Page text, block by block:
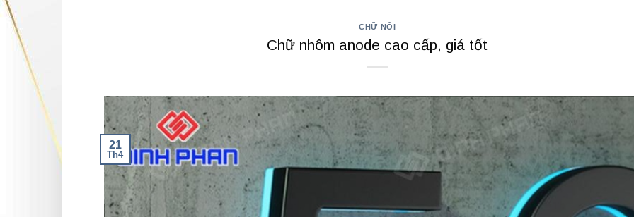
CHỮ NỔI
Chữ nhôm anode cao cấp, giá tốt
21
Th4